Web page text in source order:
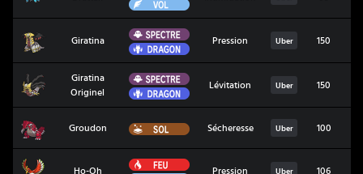
Vol
Giratina
Spectre
Dragon
Pression Uber 150
Giratina Originel
Giratina
Originel
Spectre
Dragon
Lévitation Uber 150
Groudon Sol Sécheresse Uber 100
Ho-Oh
Feu
Pression Uber 106